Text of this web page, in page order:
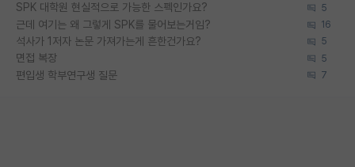
SPK 대학원 현실적으로 가능한 스펙인가요? 5
근데 여기는 왜 그렇게 SPK를 물어보는거임? 16
석사가 1저자 논문 가져가는게 흔한건가요? 5
면접 복장 5
편입생 학부연구생 질문 7